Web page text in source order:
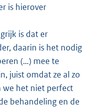
is hierover
is dat er
daarin is het nodig
(…) mee te
juist omdat ze al zo
we het niet perfect
behandeling en de